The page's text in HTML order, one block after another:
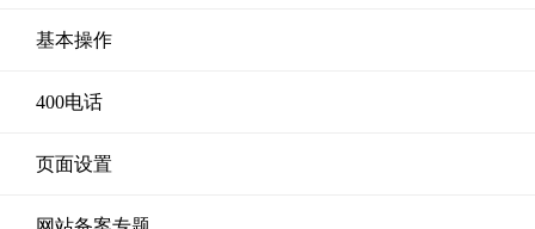
基本操作
400电话
页面设置